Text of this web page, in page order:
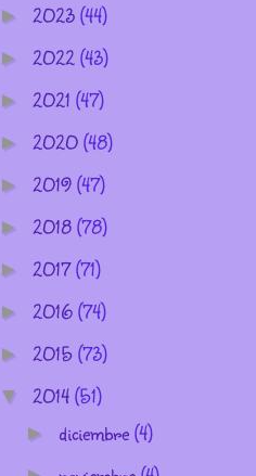
► 2023(44)
► 2022(43)
► 2021 (47)
► 2020(48)
► 2019(47)
► 2018(78)
► 2017(71)
► 2016(74)
► 2015(73)
▼ 2014(51)
► diciembre(4)